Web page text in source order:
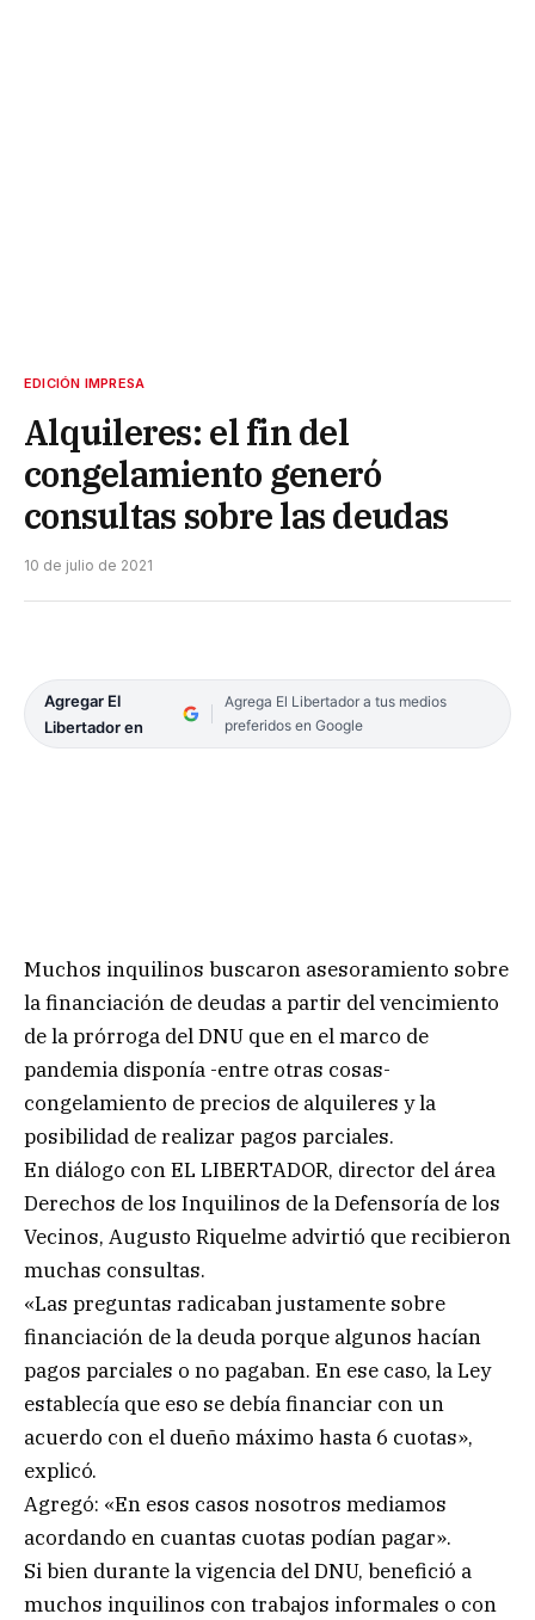
EDICIÓN IMPRESA
Alquileres: el fin del
congelamiento generó
consultas sobre las deudas
10 de julio de 2021
Agregar El
Libertador en
Agrega El Libertador a tus medios
preferidos en Google
Muchos inquilinos buscaron asesoramiento sobre
la financiación de deudas a partir del vencimiento
de la prórroga del DNU que en el marco de
pandemia disponía -entre otras cosas-
congelamiento de precios de alquileres y la
posibilidad de realizar pagos parciales.
En diálogo con EL LIBERTADOR, director del área
Derechos de los Inquilinos de la Defensoría de los
Vecinos, Augusto Riquelme advirtió que recibieron
muchas consultas.
«Las preguntas radicaban justamente sobre
financiación de la deuda porque algunos hacían
pagos parciales o no pagaban. En ese caso, la Ley
establecía que eso se debía financiar con un
acuerdo con el dueño máximo hasta 6 cuotas»,
explicó.
Agregó: «En esos casos nosotros mediamos
acordando en cuantas cuotas podían pagar».
Si bien durante la vigencia del DNU, benefició a
muchos inquilinos con trabajos informales o con